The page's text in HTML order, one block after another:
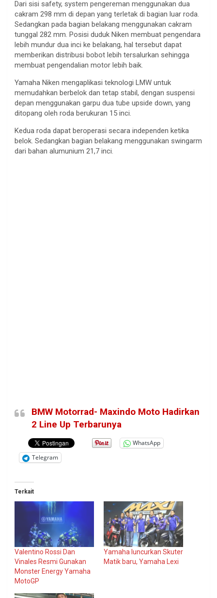
Dari sisi safety, system pengereman menggunakan dua
cakram 298 mm di depan yang terletak di bagian luar roda.
Sedangkan pada bagian belakang menggunakan cakram
tunggal 282 mm. Posisi duduk Niken membuat pengendara
lebih mundur dua inci ke belakang, hal tersebut dapat
memberikan distribusi bobot lebih tersalurkan sehingga
membuat pengendalian motor lebih baik.
Yamaha Niken mengaplikasi teknologi LMW untuk
memudahkan berbelok dan tetap stabil, dengan suspensi
depan menggunakan garpu dua tube upside down, yang
ditopang oleh roda berukuran 15 inci.
Kedua roda dapat beroperasi secara independen ketika
belok. Sedangkan bagian belakang menggunakan swingarm
dari bahan alumunium 21,7 inci.
BMW Motorrad- Maxindo Moto Hadirkan
2 Line Up Terbarunya
WhatsApp
Telegram
Terkait
Valentino Rossi Dan
Vinales Resmi Gunakan
Monster Energy Yamaha
MotoGP
Yamaha luncurkan Skuter
Matik baru, Yamaha Lexi